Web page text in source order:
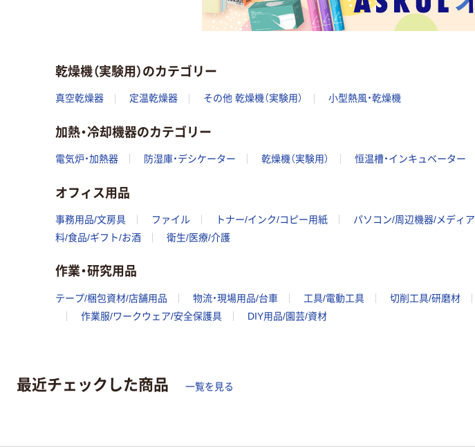
乾燥機（実験用）のカテゴリー
真空乾燥器 定温乾燥器 その他 乾燥機（実験用） 小型熱風・乾燥機
加熱・冷却機器のカテゴリー
電気炉・加熱器 防湿庫・デシケーター 乾燥機（実験用） 恒温槽・インキュベーター
オフィス用品
事務用品/文房具 ファイル トナー/インク/コピー用紙 パソコン/周辺機器/メディア
料/食品/ギフト/お酒
衛生/医療/介護
作業・研究用品
テープ/梱包資材/店舗用品 物流・現場用品/台車 工具/電動工具 切削工具/研磨材
作業服/ワークウェア/安全保護具
DIY用品/園芸/資材
最近チェックした商品 一覧を見る